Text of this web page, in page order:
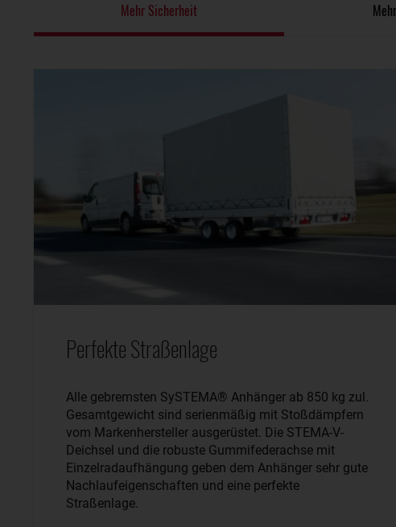
Mehr Sicherheit
Perfekte Straßenlage
Alle gebremsten SySTEMA® Anhänger ab 850 kg zul.
Gesamtgewicht sind serienmäßig mit Stoßdämpfern
vom Markenhersteller ausgerüstet. Die STEMA-V-
Deichsel und die robuste Gummifederachse mit
Einzelradaufhängung geben dem Anhänger sehr gute
Nachlaufeigenschaften und eine perfekte
Straßenlage.